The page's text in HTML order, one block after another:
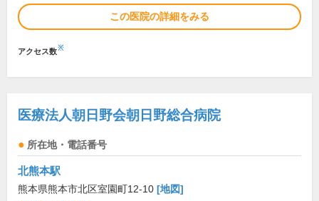
この医院の詳細をみる
アクセス数※
医療法人朝日野会朝日野総合病院
所在地・電話番号
北熊本駅
熊本県熊本市北区室園町12-10 [地図]